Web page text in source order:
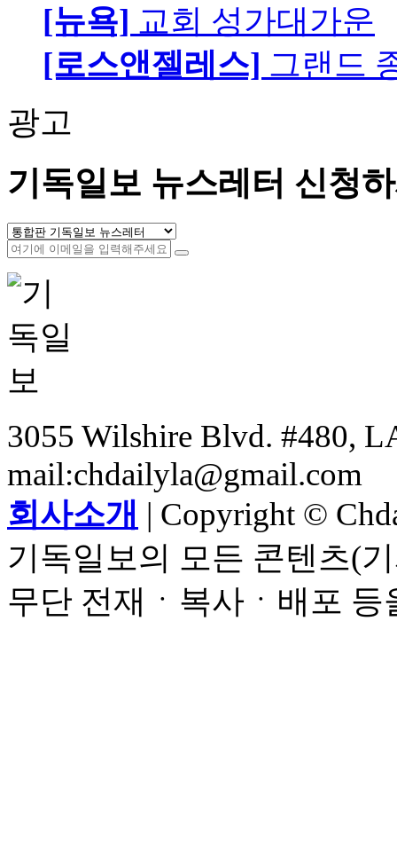
[뉴욕] 교회 성가대가운
[로스앤젤레스] 그랜드
광고
기독일보 뉴스레터 신청
3055 Wilshire Blvd. #480,
mail:chdailyla@gmail.com
회사소개 | Copyright ©
기독일보의 모든 콘텐츠(
무단 전재ㆍ복사ㆍ배포 등